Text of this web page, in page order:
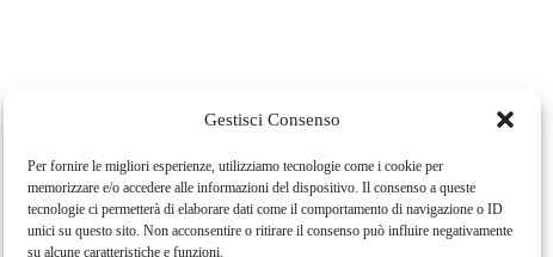
Gestisci Consenso
Per fornire le migliori esperienze, utilizziamo tecnologie come i cookie per
memorizzare e/o accedere alle informazioni del dispositivo. Il consenso a queste
tecnologie ci permetterà di elaborare dati come il comportamento di navigazione o ID
unici su questo sito. Non acconsentire o ritirare il consenso può influire negativamente
su alcune caratteristiche e funzioni.